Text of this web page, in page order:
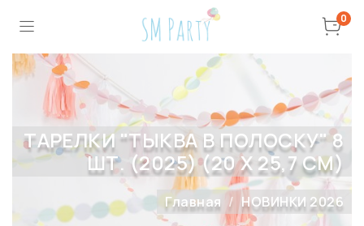
0
ТАРЕЛКИ "ТЫКВА В ПОЛОСКУ" 8
ШТ. (2025) (20 Х 25,7 СМ)
Главная НОВИНКИ 2026